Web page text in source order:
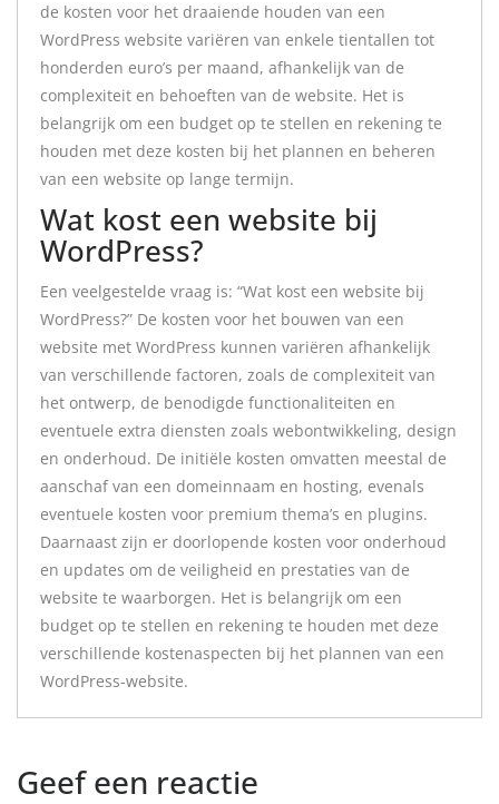
de kosten voor het draaiende houden van een
WordPress website variëren van enkele tientallen tot
honderden euro’s per maand, afhankelijk van de
complexiteit en behoeften van de website. Het is
belangrijk om een budget op te stellen en rekening te
houden met deze kosten bij het plannen en beheren
van een website op lange termijn.
Wat kost een website bij
WordPress?
Een veelgestelde vraag is: “Wat kost een website bij
WordPress?” De kosten voor het bouwen van een
website met WordPress kunnen variëren afhankelijk
van verschillende factoren, zoals de complexiteit van
het ontwerp, de benodigde functionaliteiten en
eventuele extra diensten zoals webontwikkeling, design
en onderhoud. De initiële kosten omvatten meestal de
aanschaf van een domeinnaam en hosting, evenals
eventuele kosten voor premium thema’s en plugins.
Daarnaast zijn er doorlopende kosten voor onderhoud
en updates om de veiligheid en prestaties van de
website te waarborgen. Het is belangrijk om een
budget op te stellen en rekening te houden met deze
verschillende kostenaspecten bij het plannen van een
WordPress-website.
Geef een reactie